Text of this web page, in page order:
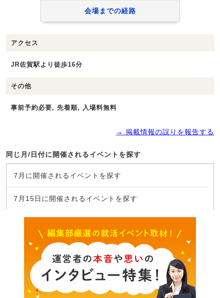
会場までの経路
アクセス
JR佐賀駅より徒歩16分
その他
事前予約必要, 先着順, 入場料無料
→ 掲載情報の誤りを報告する
同じ月/日付に開催されるイベントを探す
7月に開催されるイベントを探す
7月15日に開催されるイベントを探す